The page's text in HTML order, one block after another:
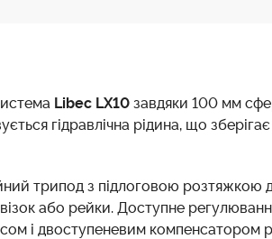
Libec LX10 завдяки 100 мм
гідравлічна рідина, що
трипод з підлоговою розтяжкою
або рейки. Доступне
і двоступеневим компенсатором